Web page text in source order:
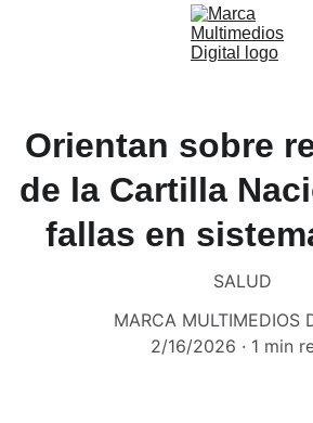
Orientan sobre
de la Cartilla
fallas en
SALUD
MARCA MULTIMEDIOS
2/16/2026
1 min